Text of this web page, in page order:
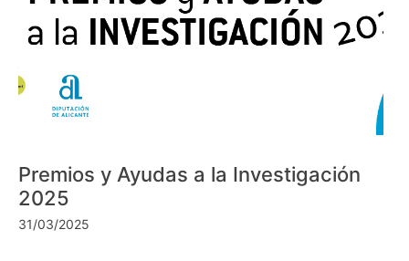
Premios y Ayudas a la Investigación
2025
31/03/2025